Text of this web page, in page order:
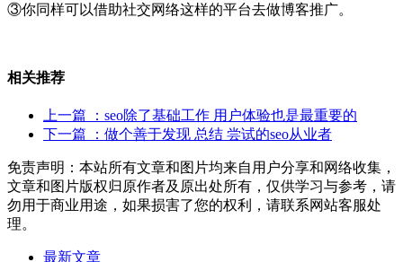
③你同样可以借助社交网络这样的平台去做博客推广。
相关推荐
上一篇
：seo除了基础工作 用户体验也是最重要的
下一篇
：做个善于发现 总结 尝试的seo从业者
免责声明：本站所有文章和图片均来自用户分享和网络收集，
文章和图片版权归原作者及原出处所有，仅供学习与参考，请
勿用于商业用途，如果损害了您的权利，请联系网站客服处
理。
最新文章